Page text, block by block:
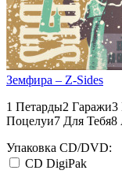
Земфира – Z-Sides
1 Петарды2 Гаражи3
Поцелуи7 Для Тебя8
Упаковка CD/DVD:
CD DigiPak